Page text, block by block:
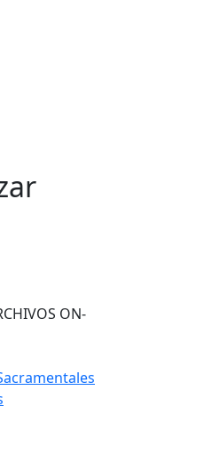
ON-